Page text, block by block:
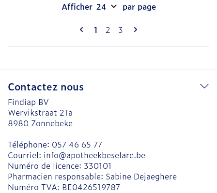
Pages
Vous lisez actuellement la page
1 Page
2 Page
3
Afficher par page
Contactez nous
Findiap BV
Wervikstraat 21a
8980 Zonnebeke
Téléphone: 057 46 65 77
Courriel: info@apotheekbeselare.be
Numéro de licence: 330101
Pharmacien responsable: Sabine Dejaeghere
Numéro TVA: BE0426519787